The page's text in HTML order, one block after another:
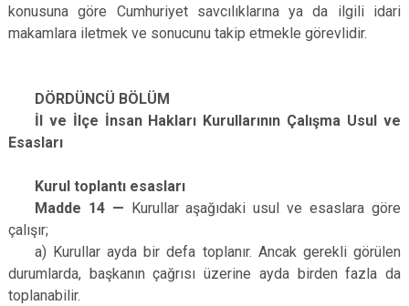
konusuna göre Cumhuriyet savcılıklarına ya da ilgili idari
makamlara iletmek ve sonucunu takip etmekle görevlidir.
DÖRDÜNCÜ BÖLÜM
İl ve İlçe İnsan Hakları Kurullarının Çalışma Usul ve
Esasları
Kurul toplantı esasları
Madde 14 — Kurullar aşağıdaki usul ve esaslara göre
çalışır;
a) Kurullar ayda bir defa toplanır. Ancak gerekli görülen
durumlarda, başkanın çağrısı üzerine ayda birden fazla da
toplanabilir.